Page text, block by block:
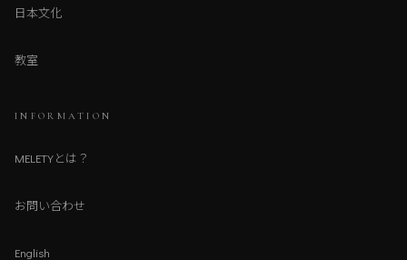
日本文化
教室
INFORMATION
MELETYとは？
お問い合わせ
English